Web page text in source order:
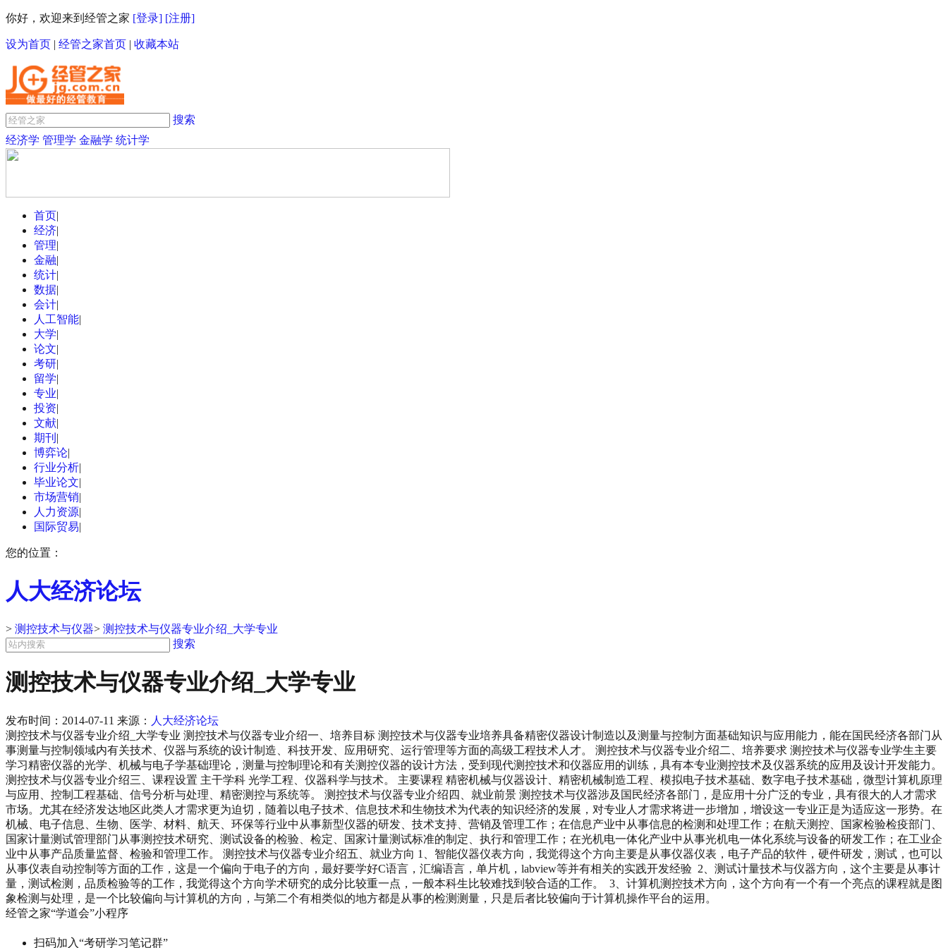
你好，欢迎来到经管之家 [登录] [注册]
设为首页 | 经管之家首页 | 收藏本站
搜索
经济学 管理学 金融学 统计学
首页|
经济|
管理|
金融|
统计|
数据|
会计|
人工智能|
大学|
论文|
考研|
留学|
专业|
投资|
文献|
期刊 |
博弈论|
行业分析|
毕业论文|
市场营销|
人力资源|
国际贸易|
您的位置：
人大经济论坛
> 测控技术与仪器> 测控技术与仪器专业介绍_大学专业
搜索
测控技术与仪器专业介绍_大学专业
发布时间： 2014-07-11 来源： 人大经济论坛
测控技术与仪器专业介绍_大学专业 测控技术与仪器专业介绍一、培养目标 测控技术与仪器专业培养具备精密仪器设计制造以及测量与控制方面基础知识与应用能力，能在国民经济各部门从
事测量与控制领域内有关技术、仪器与系统的设计制造、科技开发、应用研究、运行管理等方面的高级工程技术人才。 测控技术与仪器专业介绍二、培养要求 测控技术与仪器专业学生主要
学习精密仪器的光学、机械与电子学基础理论，测量与控制理论和有关测控仪器的设计方法，受到现代测控技术和仪器应用的训练，具有本专业测控技术及仪器系统的应用及设计开发能力。
测控技术与仪器专业介绍三、课程设置 主干学科 光学工程、仪器科学与技术。 主要课程 精密机械与仪器设计、精密机械制造工程、模拟电子技术基础、数字电子技术基础，微型计算机原理
与应用、控制工程基础、信号分析与处理、精密测控与系统等。 测控技术与仪器专业介绍四、就业前景 测控技术与仪器涉及国民经济各部门，是应用十分广泛的专业，具有很大的人才需求
市场。尤其在经济发达地区此类人才需求更为迫切，随着以电子技术、信息技术和生物技术为代表的知识经济的发展，对专业人才需求将进一步增加，增设这一专业正是为适应这一形势。在
机械、电子信息、生物、医学、材料、航天、环保等行业中从事新型仪器的研发、技术支持、营销及管理工作；在信息产业中从事信息的检测和处理工作；在航天测控、国家检验检疫部门、
国家计量测试管理部门从事测控技术研究、测试设备的检验、检定、国家计量测试标准的制定、执行和管理工作；在光机电一体化产业中从事光机电一体化系统与设备的研发工作；在工业企
业中从事产品质量监督、检验和管理工作。 测控技术与仪器专业介绍五、就业方向 1、智能仪器仪表方向，我觉得这个方向主要是从事仪器仪表，电子产品的软件，硬件研发，测试，也可以
从事仪表自动控制等方面的工作，这是一个偏向于电子的方向，最好要学好C语言，汇编语言，单片机，labview等并有相关的实践开发经验 2、测试计量技术与仪器方向，这个主要是从事计
量，测试检测，品质检验等的工作，我觉得这个方向学术研究的成分比较重一点，一般本科生比较难找到较合适的工作。 3、计算机测控技术方向，这个方向有一个有一个亮点的课程就是图
象检测与处理，是一个比较偏向与计算机的方向，与第二个有相类似的地方都是从事的检测测量，只是后者比较偏向于计算机操作平台的运用。
经管之家“学道会”小程序
扫码加入“考研学习笔记群”